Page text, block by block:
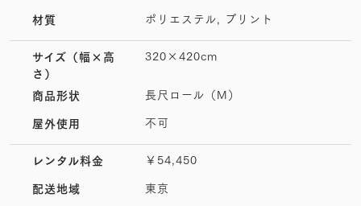
材質 ポリエステル, プリント
サイズ （幅×高
さ）
320×420cm
商品形状 長尺ロール（M）
屋外使用 不可
レンタル料金 ￥54,450
配送地域 東京